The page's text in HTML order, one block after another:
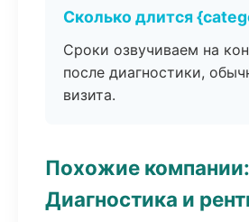
Сколько длится
Сроки озвучиваем на
после диагностики,
визита.
Похожие компании:
Диагностика и